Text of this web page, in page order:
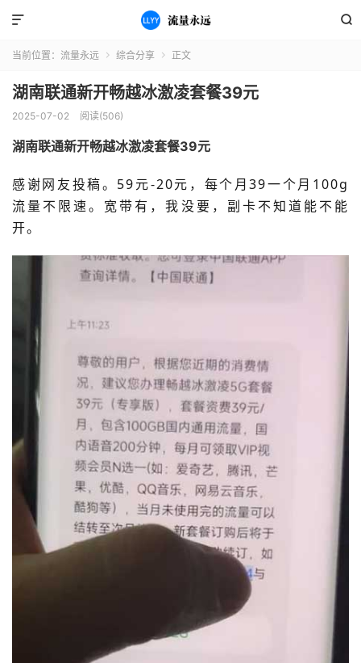


当前位置： 流量永远  综合分享  正文
湖南联通新开畅越冰激凌套餐39元
2025-07-02 阅读(506)
湖南联通新开畅越冰激凌套餐39元
感谢网友投稿。 59元-20元，每个月39一个月100g
流量不限速。宽带有，我没要，副卡不知道能不能
开。